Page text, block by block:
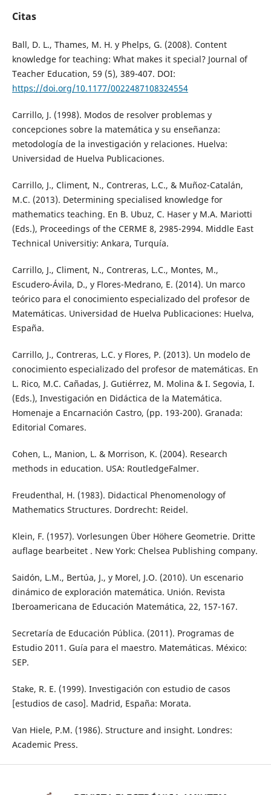
Citas
Ball, D. L., Thames, M. H. y Phelps, G. (2008). Content
knowledge for teaching: What makes it special? Journal of
Teacher Education, 59 (5), 389-407. DOI:
https://doi.org/10.1177/0022487108324554
Carrillo, J. (1998). Modos de resolver problemas y
concepciones sobre la matemática y su enseñanza:
metodología de la investigación y relaciones. Huelva:
Universidad de Huelva Publicaciones.
Carrillo, J., Climent, N., Contreras, L.C., & Muñoz-Catalán,
M.C. (2013). Determining specialised knowledge for
mathematics teaching. En B. Ubuz, C. Haser y M.A. Mariotti
(Eds.), Proceedings of the CERME 8, 2985-2994. Middle East
Technical Universitiy: Ankara, Turquía.
Carrillo, J., Climent, N., Contreras, L.C., Montes, M.,
Escudero-Ávila, D., y Flores-Medrano, E. (2014). Un marco
teórico para el conocimiento especializado del profesor de
Matemáticas. Universidad de Huelva Publicaciones: Huelva,
España.
Carrillo, J., Contreras, L.C. y Flores, P. (2013). Un modelo de
conocimiento especializado del profesor de matemáticas. En
L. Rico, M.C. Cañadas, J. Gutiérrez, M. Molina & I. Segovia, I.
(Eds.), Investigación en Didáctica de la Matemática.
Homenaje a Encarnación Castro, (pp. 193-200). Granada:
Editorial Comares.
Cohen, L., Manion, L. & Morrison, K. (2004). Research
methods in education. USA: RoutledgeFalmer.
Freudenthal, H. (1983). Didactical Phenomenology of
Mathematics Structures. Dordrecht: Reidel.
Klein, F. (1957). Vorlesungen Über Höhere Geometrie. Dritte
auflage bearbeitet . New York: Chelsea Publishing company.
Saidón, L.M., Bertúa, J., y Morel, J.O. (2010). Un escenario
dinámico de exploración matemática. Unión. Revista
Iberoamericana de Educación Matemática, 22, 157-167.
Secretaría de Educación Pública. (2011). Programas de
Estudio 2011. Guía para el maestro. Matemáticas. México:
SEP.
Stake, R. E. (1999). Investigación con estudio de casos
[estudios de caso]. Madrid, España: Morata.
Van Hiele, P.M. (1986). Structure and insight. Londres:
Academic Press.